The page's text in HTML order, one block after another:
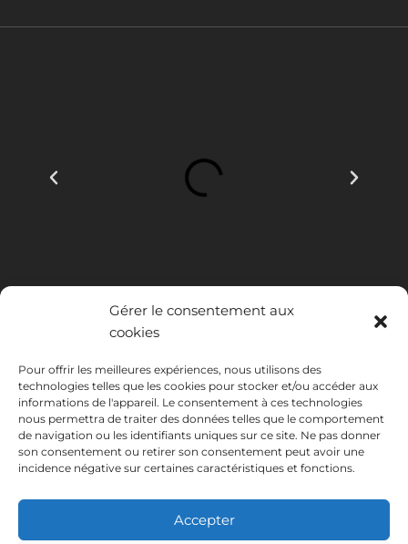
Gérer le consentement aux
cookies
Pour offrir les meilleures expériences, nous utilisons des
technologies telles que les cookies pour stocker et/ou accéder aux
informations de l'appareil. Le consentement à ces technologies
nous permettra de traiter des données telles que le comportement
de navigation ou les identifiants uniques sur ce site. Ne pas donner
son consentement ou retirer son consentement peut avoir une
incidence négative sur certaines caractéristiques et fonctions.
Accepter
INSTITUTO HISPANICO DE MURCIA, SOCIEDAD LIMITADA a été
bénéficiaire du Fonds européen de développement régional dont
l'objectif est de développer l'utilisation et la qualité des technologies
de l'information et de la communication et leur accessibilité, et grâce
auquel elle a mis en place les solutions suivantes : présence en ligne à
travers son Site Internet. La présente mesure a eu lieu en 2020. À
Cámara de Murcie.